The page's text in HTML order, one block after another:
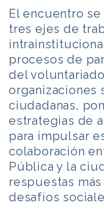
El encuentro
tres ejes de
procesos de
del
organizaciones
ciudadanas,
estrategias de
para impulsar
colaboración
Pública y la
respuestas
desafíos